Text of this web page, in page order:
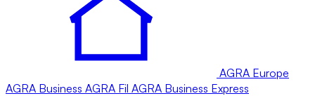
AGRA Europe
AGRA Business AGRA Fil AGRA Business Express